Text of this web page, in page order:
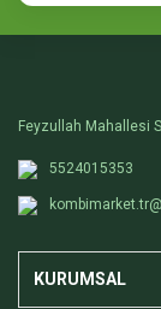
Feyzullah Mahallesi
5524015353
KURUMSAL